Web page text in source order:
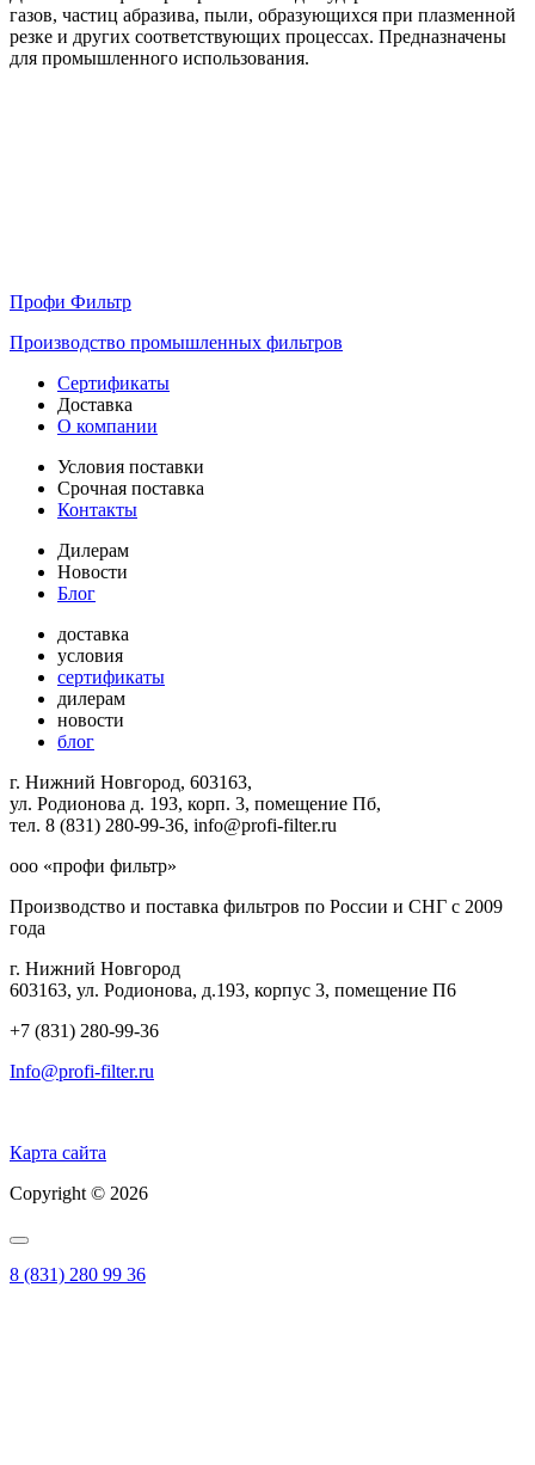
газов, частиц абразива, пыли, образующихся при плазменной
резке и других соответствующих процессах. Предназначены
для промышленного использования.
Профи Фильтр
Производство промышленных фильтров
Сертификаты
Доставка
О компании
Условия поставки
Срочная поставка
Контакты
Дилерам
Новости
Блог
доставка
условия
сертификаты
дилерам
новости
блог
г. Нижний Новгород, 603163,
ул. Родионова д. 193, корп. 3, помещение Пб,
тел. 8 (831) 280-99-36, info@profi-filter.ru
ооо «профи фильтр»
Производство и поставка фильтров по России и СНГ с 2009
года
г. Нижний Новгород
603163, ул. Родионова, д.193, корпус 3, помещение П6
+7 (831) 280-99-36
Info@profi-filter.ru
Карта сайта
Copyright © 2026
8 (831) 280 99 36